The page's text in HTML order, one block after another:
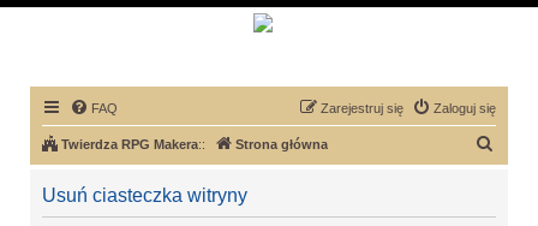
FAQ Zaloguj się
Zarejestruj się
Twierdza RPG Makera:: Strona główna
Usuń ciasteczka witryny